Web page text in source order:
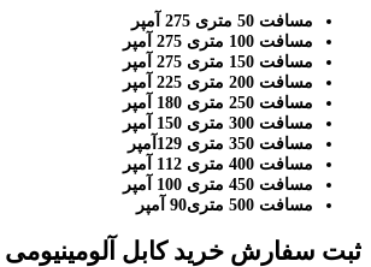
مسافت 50 متری 275 آمپر
مسافت 100 متری 275 آمپر
مسافت 150 متری 275 آمپر
مسافت 200 متری 225 آمپر
مسافت 250 متری 180 آمپر
مسافت 300 متری 150 آمپر
مسافت 350 متری 129آمپر
مسافت 400 متری 112 آمپر
مسافت 450 متری 100 آمپر
مسافت 500 متری90 آمپر
ثبت سفارش خرید کابل آلومینیومی